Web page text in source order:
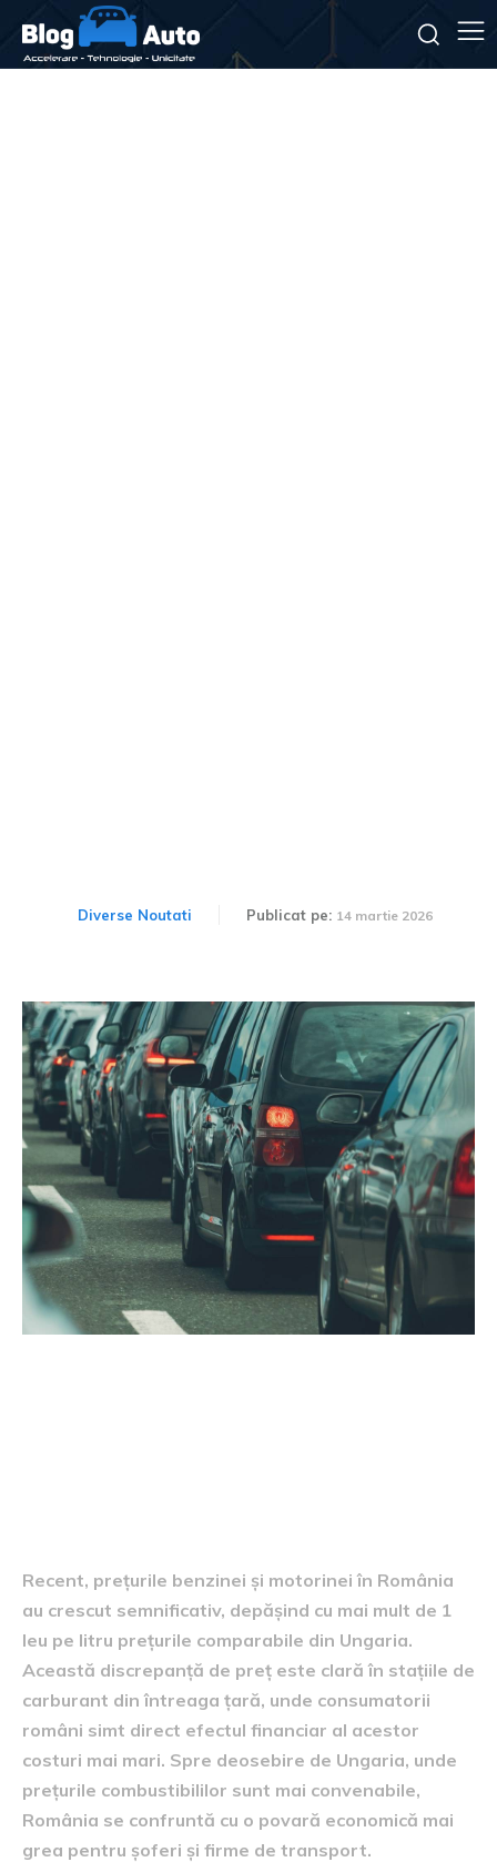
Diverse Noutati Publicat pe: 14 martie 2026
Recent, prețurile benzinei și motorinei în România
au crescut semnificativ, depășind cu mai mult de 1
leu pe litru prețurile comparabile din Ungaria.
Această discrepanță de preț este clară în stațiile de
carburant din întreaga țară, unde consumatorii
români simt direct efectul financiar al acestor
costuri mai mari. Spre deosebire de Ungaria, unde
prețurile combustibililor sunt mai convenabile,
România se confruntă cu o povară economică mai
grea pentru șoferi și firme de transport.